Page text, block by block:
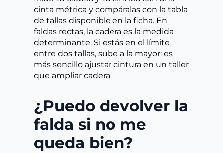
cinta métrica y compáralas con la tabla
de tallas disponible en la ficha. En
faldas rectas, la cadera es la medida
determinante. Si estás en el límite
entre dos tallas, sube a la mayor: es
más sencillo ajustar cintura en un taller
que ampliar cadera.
¿Puedo devolver la
falda si no me
queda bien?